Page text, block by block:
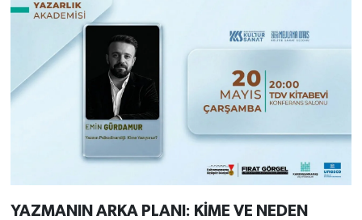
YAZMANIN ARKA PLANI: KİME VE NEDEN